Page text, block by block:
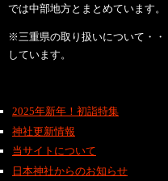
では中部地方とまとめています。
※三重県の取り扱いについて・
しています。
2025年新年！初詣特集
神社更新情報
当サイトについて
日本神社からのお知らせ